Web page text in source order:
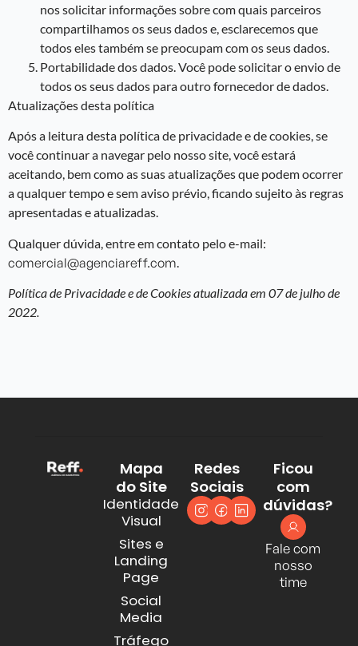
nos solicitar informações sobre com quais parceiros
compartilhamos os seus dados e, esclarecemos que
todos eles também se preocupam com os seus dados.
Portabilidade dos dados. Você pode solicitar o envio de
todos os seus dados para outro fornecedor de dados.
Atualizações desta política
Após a leitura desta política de privacidade e de cookies, se
você continuar a navegar pelo nosso site, você estará
aceitando, bem como as suas atualizações que podem ocorrer
a qualquer tempo e sem aviso prévio, ficando sujeito às regras
apresentadas e atualizadas.
Qualquer dúvida, entre em contato pelo e-mail:
comercial@agenciareff.com
Política de Privacidade e de Cookies atualizada em 07 de julho de
2022.
Mapa
do Site
Identidade
Visual
Sites e
Landing
Page
Social
Media
Tráfego
Redes
Sociais
Ficou
com
dúvidas?
Fale com
nosso
time